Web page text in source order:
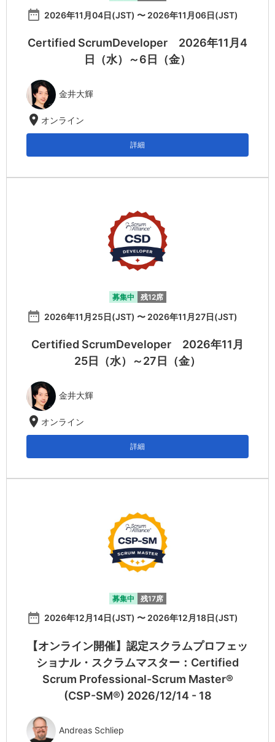
date_range 2026年11月04日(JST) 〜 2026年11月06日(JST)
Certified ScrumDeveloper 2026年11月4
日（水）～6日（金）
金井大輝
location_on オンライン
詳細
募集中 残12席
date_range 2026年11月25日(JST) 〜 2026年11月27日(JST)
Certified ScrumDeveloper 2026年11月
25日（水）～27日（金）
金井大輝
location_on オンライン
詳細
募集中 残17席
date_range 2026年12月14日(JST) 〜 2026年12月18日(JST)
【オンライン開催】認定スクラムプロフェッ
ショナル・スクラムマスター：Certified
Scrum Professional-Scrum Master®
(CSP-SM®) 2026/12/14 - 18
Andreas Schliep